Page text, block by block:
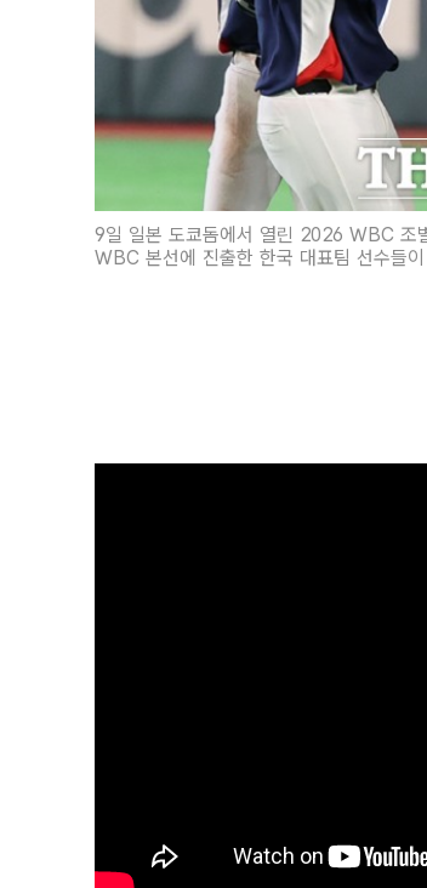
9일 일본 도쿄돔에서 열린 2026 WBC 조
WBC 본선에 진출한 한국 대표팀 선수들